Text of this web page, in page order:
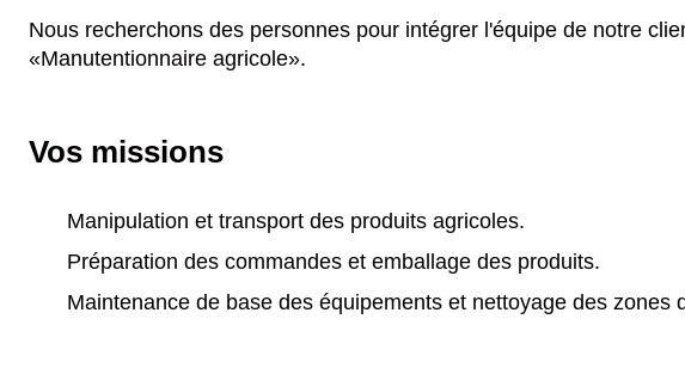
Nous recherchons des personnes pour intégrer l'équipe de notre
«Manutentionnaire agricole».
Vos missions
Manipulation et transport des produits agricoles.
Préparation des commandes et emballage des produits.
Maintenance de base des équipements et nettoyage des zones